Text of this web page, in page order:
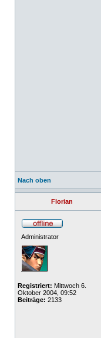
Nach oben
Florian
Administrator
Registriert: Mittwoch 6.
Oktober 2004, 09:52
Beiträge: 2133